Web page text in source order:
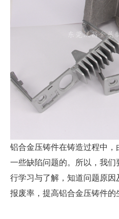
铝合金压铸件在铸造过程中
一些缺陷问题的。所以，我
行学习与了解，知道问题原
报废率，提高铝合金压铸件的